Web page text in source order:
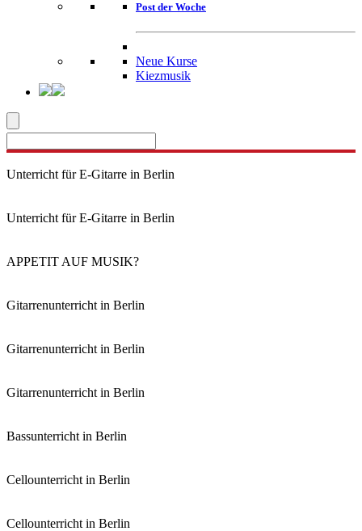
Post der Woche
Neue Kurse
Kiezmusik
Unterricht für E-Gitarre in Berlin
Unterricht für E-Gitarre in Berlin
APPETIT AUF MUSIK?
Gitarrenunterricht in Berlin
Gitarrenunterricht in Berlin
Gitarrenunterricht in Berlin
Bassunterricht in Berlin
Cellounterricht in Berlin
Cellounterricht in Berlin